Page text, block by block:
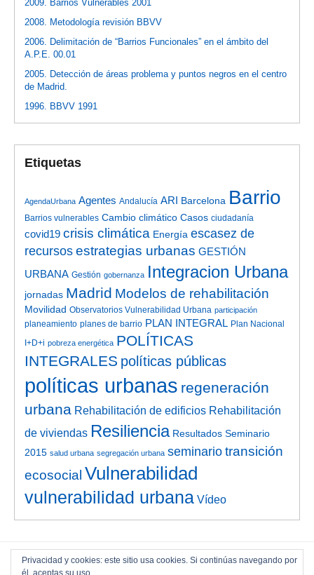
2009. Barrios Vulnerables 2001
2008. Metodología revisión BBVV
2006. Delimitación de “Barrios Funcionales” en el ámbito del
A.P.E. 00.01
2005. Detección de áreas problema y puntos negros en el centro
de Madrid.
1996. BBVV 1991
Etiquetas
AgendaUrbana Agentes Andalucía ARI Barcelona Barrio
Barrios vulnerables Cambio climático Casos ciudadanía
covid19 crisis climática Energía escasez de
recursos estrategias urbanas GESTIÓN
URBANA Gestión gobernanza Integracion Urbana
jornadas Madrid Modelos de rehabilitación
Movilidad Observatorios Vulnerabilidad Urbana participación
planeamiento planes de barrio PLAN INTEGRAL Plan Nacional
I+D+i pobreza energética POLÍTICAS
INTEGRALES políticas públicas
políticas urbanas regeneración
urbana Rehabilitación de edificios Rehabilitación
de viviendas Resiliencia Resultados Seminario
2015 salud urbana segregación urbana seminario transición
ecosocial Vulnerabilidad
vulnerabilidad urbana Vídeo
Privacidad y cookies: este sitio usa cookies. Si continúas navegando por
él, aceptas su uso.